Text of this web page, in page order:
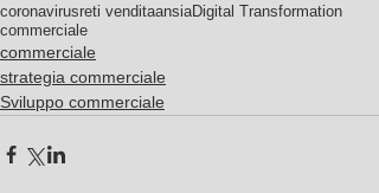
coronavirusreti venditaansiaDigital Transformation
commerciale
commerciale
strategia commerciale
Sviluppo commerciale